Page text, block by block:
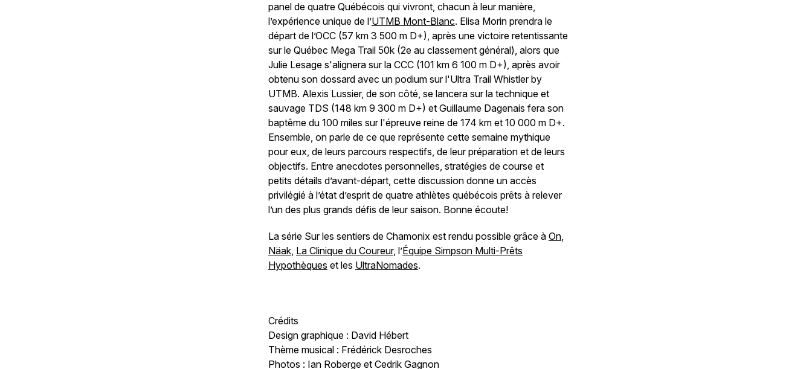
panel de quatre Québécois qui vivront, chacun à leur manière,
l’expérience unique de l’UTMB Mont-Blanc. Elisa Morin prendra le
départ de l’OCC (57 km 3 500 m D+), après une victoire retentissante
sur le Québec Mega Trail 50k (2e au classement général), alors que
Julie Lesage s'alignera sur la CCC (101 km 6 100 m D+), après avoir
obtenu son dossard avec un podium sur l'Ultra Trail Whistler by
UTMB. Alexis Lussier, de son côté, se lancera sur la technique et
sauvage TDS (148 km 9 300 m D+) et Guillaume Dagenais fera son
baptême du 100 miles sur l'épreuve reine de 174 km et 10 000 m D+.
Ensemble, on parle de ce que représente cette semaine mythique
pour eux, de leurs parcours respectifs, de leur préparation et de leurs
objectifs. Entre anecdotes personnelles, stratégies de course et
petits détails d’avant-départ, cette discussion donne un accès
privilégié à l’état d’esprit de quatre athlètes québécois prêts à relever
l’un des plus grands défis de leur saison. Bonne écoute!
La série Sur les sentiers de Chamonix est rendu possible grâce à On,
Näak, La Clinique du Coureur, l’Équipe Simpson Multi-Prêts
Hypothèques et les UltraNomades.
Crédits
Design graphique : David Hébert
Thème musical : Frédérick Desroches
Photos : Ian Roberge et Cedrik Gagnon